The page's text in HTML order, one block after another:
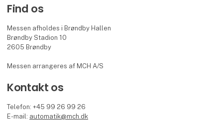
Find os
Messen afholdes i Brøndby Hallen
Brøndby Stadion 10
2605 Brøndby
Messen arrangeres af MCH A/S
Kontakt os
Telefon: +45 99 26 99 26
E-mail: automatik@mch.dk